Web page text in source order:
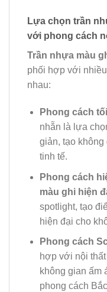
Lựa chọn trần
với phong cách
Trần nhựa màu
phối hợp với
nhau:
Phong cách
nhẵn là lựa
giản, tạo không
tinh tế.
Phong cách
màu ghi hiện
spotlight, tạo
hiện đại cho
Phong cách
hợp với nội
không gian ấm
phong cách